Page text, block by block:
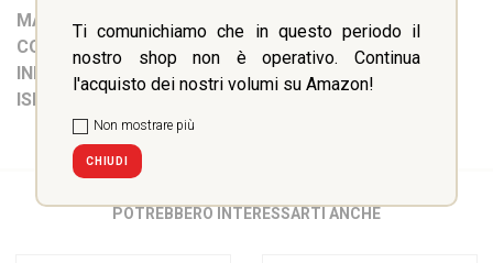
Ti comunichiamo che in questo periodo il
nostro shop non è operativo. Continua
l'acquisto dei nostri volumi su Amazon!
Non mostrare più
CHIUDI
MATERIA:
Inglese
COLLANA:
LIBERTY Step-up
INFO:
112 pp
ISBN:
POTREBBERO INTERESSARTI ANCHE